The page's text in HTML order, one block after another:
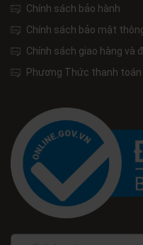
Chính sách bảo hành
Chính sách bảo mật
Chính sách giao hàng và
Phương Thức thanh toán